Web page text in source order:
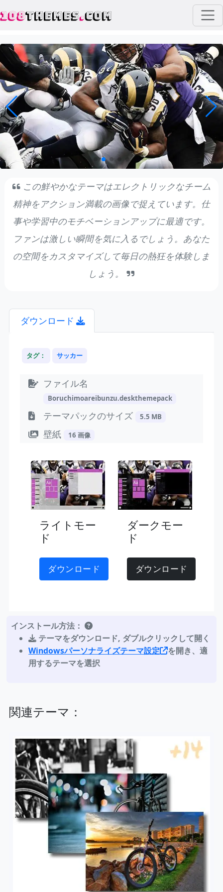
108THEMES.COM
この鮮やかなテーマはエレクトリックなチーム
精神をアクション満載の画像で捉えています。仕
事や学習中のモチベーションアップに最適です。
ファンは激しい瞬間を気に入るでしょう。あなた
の空間をカスタマイズして毎日の熱狂を体験しま
しょう。
ダウンロード
タグ： サッカー
ファイル名
Boruchimoareibunzu.deskthemepack
テーマパックのサイズ 5.5 MB
壁紙 16 画像
ライトモー
ド
ダウンロード
ダークモー
ド
ダウンロード
インストール方法：
テーマをダウンロード, ダブルクリックして開く
Windowsパーソナライズテーマ設定
を開き、適
用するテーマを選択
関連テーマ：